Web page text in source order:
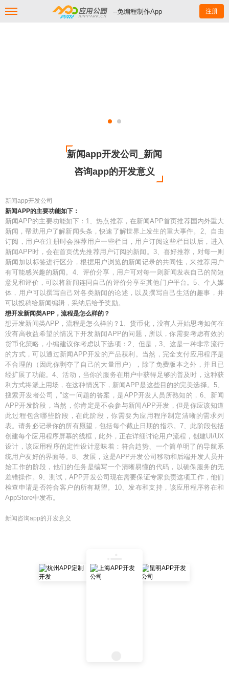
--免编程制作App 注册
新闻app开发公司_新闻
咨询app的开发意义
新闻app开发公司
新闻APP的主要功能如下：
新闻APP的主要功能如下：1、热点推荐，在新闻APP首页推荐国内外重大
新闻，帮助用户了解新闻头条，快速了解世界上发生的重大事件。2、自由
订阅，用户在注册时会推荐用户一些栏目，用户订阅这些栏目以后，进入
新闻APP时，会在首页优先推荐用户订阅的新闻。3、喜好推荐，对每一则
新闻加以标签进行区分，根据用户浏览的新闻记录的共同性，来推荐用户
有可能感兴趣的新闻。4、评价分享，用户可对每一则新闻发表自己的简短
意见和评价，可以将新闻连同自己的评价分享至其他门户平台。5、个人媒
体，用户可以撰写自己对各类新闻的论述，以及撰写自己生活的趣事，并
可以投稿给新闻编辑，采纳后给予奖励。
想开发新闻类APP，流程是怎么样的？
想开发新闻类APP，流程是怎么样的？1、货币化，没有人开始思考如何在
没有高收益希望的情况下开发新闻APP的问题，所以，你需要考虑有效的
货币化策略，小编建议你考虑以下选项：2、但是，3、这是一种非常流行
的方式，可以通过新闻APP开发的产品获利。当然，完全支付应用程序是
不合理的（因此你剥夺了自己的大量用户），除了免费版本之外，并且已
经扩展了功能。4、活动，当你的服务在用户中获得足够的普及时，这种获
利方式将派上用场，在这种情况下，新闻APP是这些目的的完美选择。5、
搜索开发者公司，”这一问题的答案，是APP开发人员所熟知的，6、新闻
APP开发阶段，当然，你肯定是不会参与新闻APP开发，但是你应该知道
此过程包含哪些阶段，在此阶段，你需要为应用程序制定清晰的需求列
表。请务必记录你的所有愿望，包括每个截止日期的指示。7、此阶段包括
创建每个应用程序屏幕的线框，此外，正在详细讨论用户流程，创建UI/UX
设计，该应用程序的定性设计意味着：符合趋势、一个简单明了的导航系
统用户友好的界面等。8、发展，这是APP开发公司移动和后端开发人员开
始工作的阶段，他们的任务是编写一个清晰易懂的代码，以确保服务的无
差错操作。9、测试，APP开发公司现在需要保证专家负责这项工作，他们
检查申请是否符合客户的所有期望。10、发布和支持，该应用程序将在和
AppStore中发布。
新闻咨询app的开发意义